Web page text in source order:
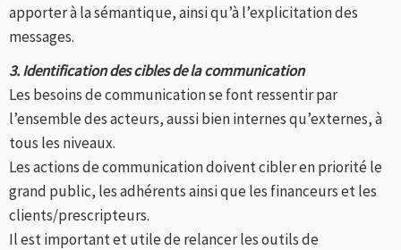
apporter à la sémantique, ainsi qu’à l’explicitation des
messages.
3. Identification des cibles de la communication
Les besoins de communication se font ressentir par
l’ensemble des acteurs, aussi bien internes qu’externes, à
tous les niveaux.
Les actions de communication doivent cibler en priorité le
grand public, les adhérents ainsi que les financeurs et les
clients/prescripteurs.
Il est important et utile de relancer les outils de